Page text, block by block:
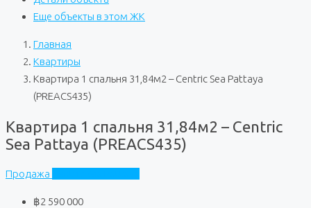
Еще объекты в этом ЖК
Главная
Квартиры
Квартира 1 спальня 31,84м2 – Centric Sea Pattaya
(PREACS435)
Квартира 1 спальня 31,84м2 – Centric
Sea Pattaya (PREACS435)
Продажа
฿2 590 000